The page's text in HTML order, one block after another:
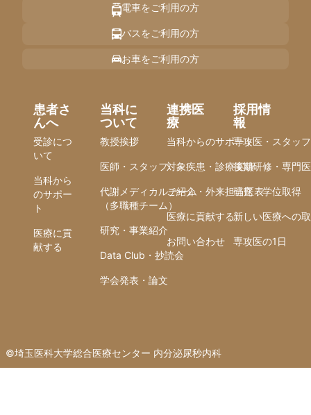
電車をご利用の方
バスをご利用の方
お車をご利用の方
患者さ
んへ
受診につ
いて
当科から
のサポー
ト
医療に貢
献する
当科に
ついて
教授挨拶
医師・スタッフ
代謝メディカルチーム
（多職種チーム）
研究・事業紹介
Data Club・抄読会
学会発表・論文
連携医
療
当科からのサポート
対象疾患・診療実績
ご紹介・外来担当医表
医療に貢献する
お問い合わせ
採用情
報
専攻医・スタッ
後期研修・専門
研究・学位取得
新しい医療への
専攻医の1日
©︎埼玉医科大学総合医療センター 内分泌尿秒内科